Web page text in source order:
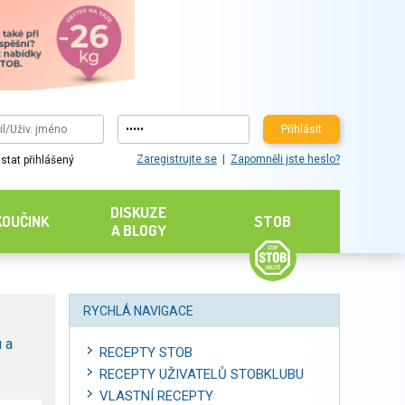
Přihlásit
přihlášený Zaregistrujte se Zapomněli jste heslo?
DISKUZE
A BLOGY
STOB
a
RYCHLÁ NAVIGACE
RECEPTY STOB
RECEPTY UŽIVATELŮ STOBKLUBU
VLASTNÍ RECEPTY